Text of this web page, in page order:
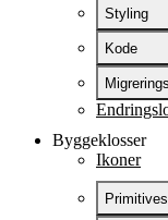
Styling
Kode
Byggeklosser
Ikoner
Primitives